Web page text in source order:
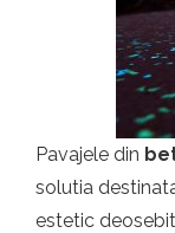
Pavajele din
solutia
estetic